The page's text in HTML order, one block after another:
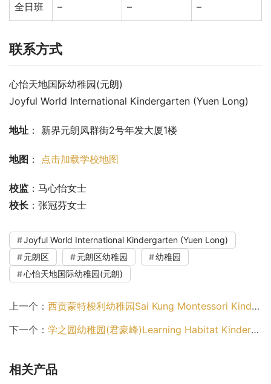
全日班 – – –
联系方式
心怡天地国际幼稚园(元朗)
Joyful World International Kindergarten (Yuen Long)
地址 ： 新界元朗凤群街2号年发大厦1楼
地图 ： 点击加载学校地图
校监 ：马心怡女士
校长 ：张冠芬女士
Joyful World International Kindergarten (Yuen Long)
元朗区
元朗区幼稚园
幼稚园
心怡天地国际幼稚园(元朗)
上一个： 西贡蒙特梭利幼稚园Sai Kung Montessori Kindergarten（西贡区幼稚园）
下一个： 学之园幼稚园(君豪峰)Learning Habitat Kindergarten (Novum East)（东区幼稚园）
相关产品